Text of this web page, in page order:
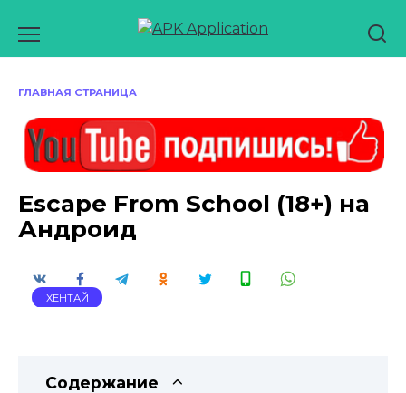
содержанию
ГЛАВНАЯ СТРАНИЦА
Escape From School (18+) на
Андроид
ХЕНТАЙ
Содержание